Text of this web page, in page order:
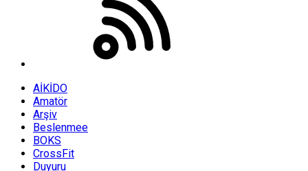
AİKİDO
Amatör
Arşiv
Beslenmee
BOKS
CrossFit
Duyuru